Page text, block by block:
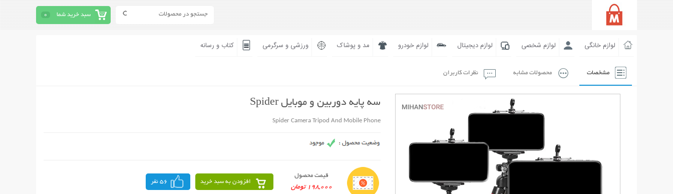
سبد خرید شما 0
لوازم خانگی لوازم شخصی لوازم دیجیتال لوازم خودرو مد و پوشاک ورزشی و سرگرمی کتاب و رسانه
مشخصات محصولات مشابه نظرات کاربران
سه پایه دوربین و موبایل Spider
Spider Camera Tripod And Mobile Phone
قیمت محصول
198,000 تومان
افزودن به سبد خرید 56 نفر